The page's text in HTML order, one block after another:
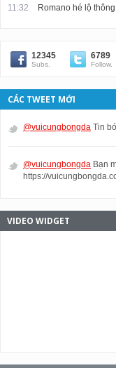
11:32 Romano hé lộ
12345
Subs.
6789
Follow.
CÁC TWEET MỚI
@vuicungbongda Tin
@vuicungbongda Bạn
https://
VIDEO WIDGET